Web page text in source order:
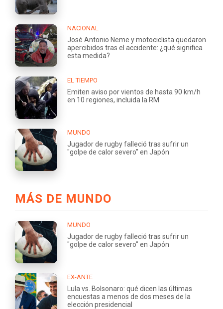
NACIONAL
José Antonio Neme y motociclista quedaron
apercibidos tras el accidente: ¿qué significa
esta medida?
EL TIEMPO
Emiten aviso por vientos de hasta 90 km/h
en 10 regiones, incluida la RM
MUNDO
Jugador de rugby falleció tras sufrir un
"golpe de calor severo" en Japón
MÁS DE MUNDO
MUNDO
Jugador de rugby falleció tras sufrir un
"golpe de calor severo" en Japón
EX-ANTE
Lula vs. Bolsonaro: qué dicen las últimas
encuestas a menos de dos meses de la
elección presidencial